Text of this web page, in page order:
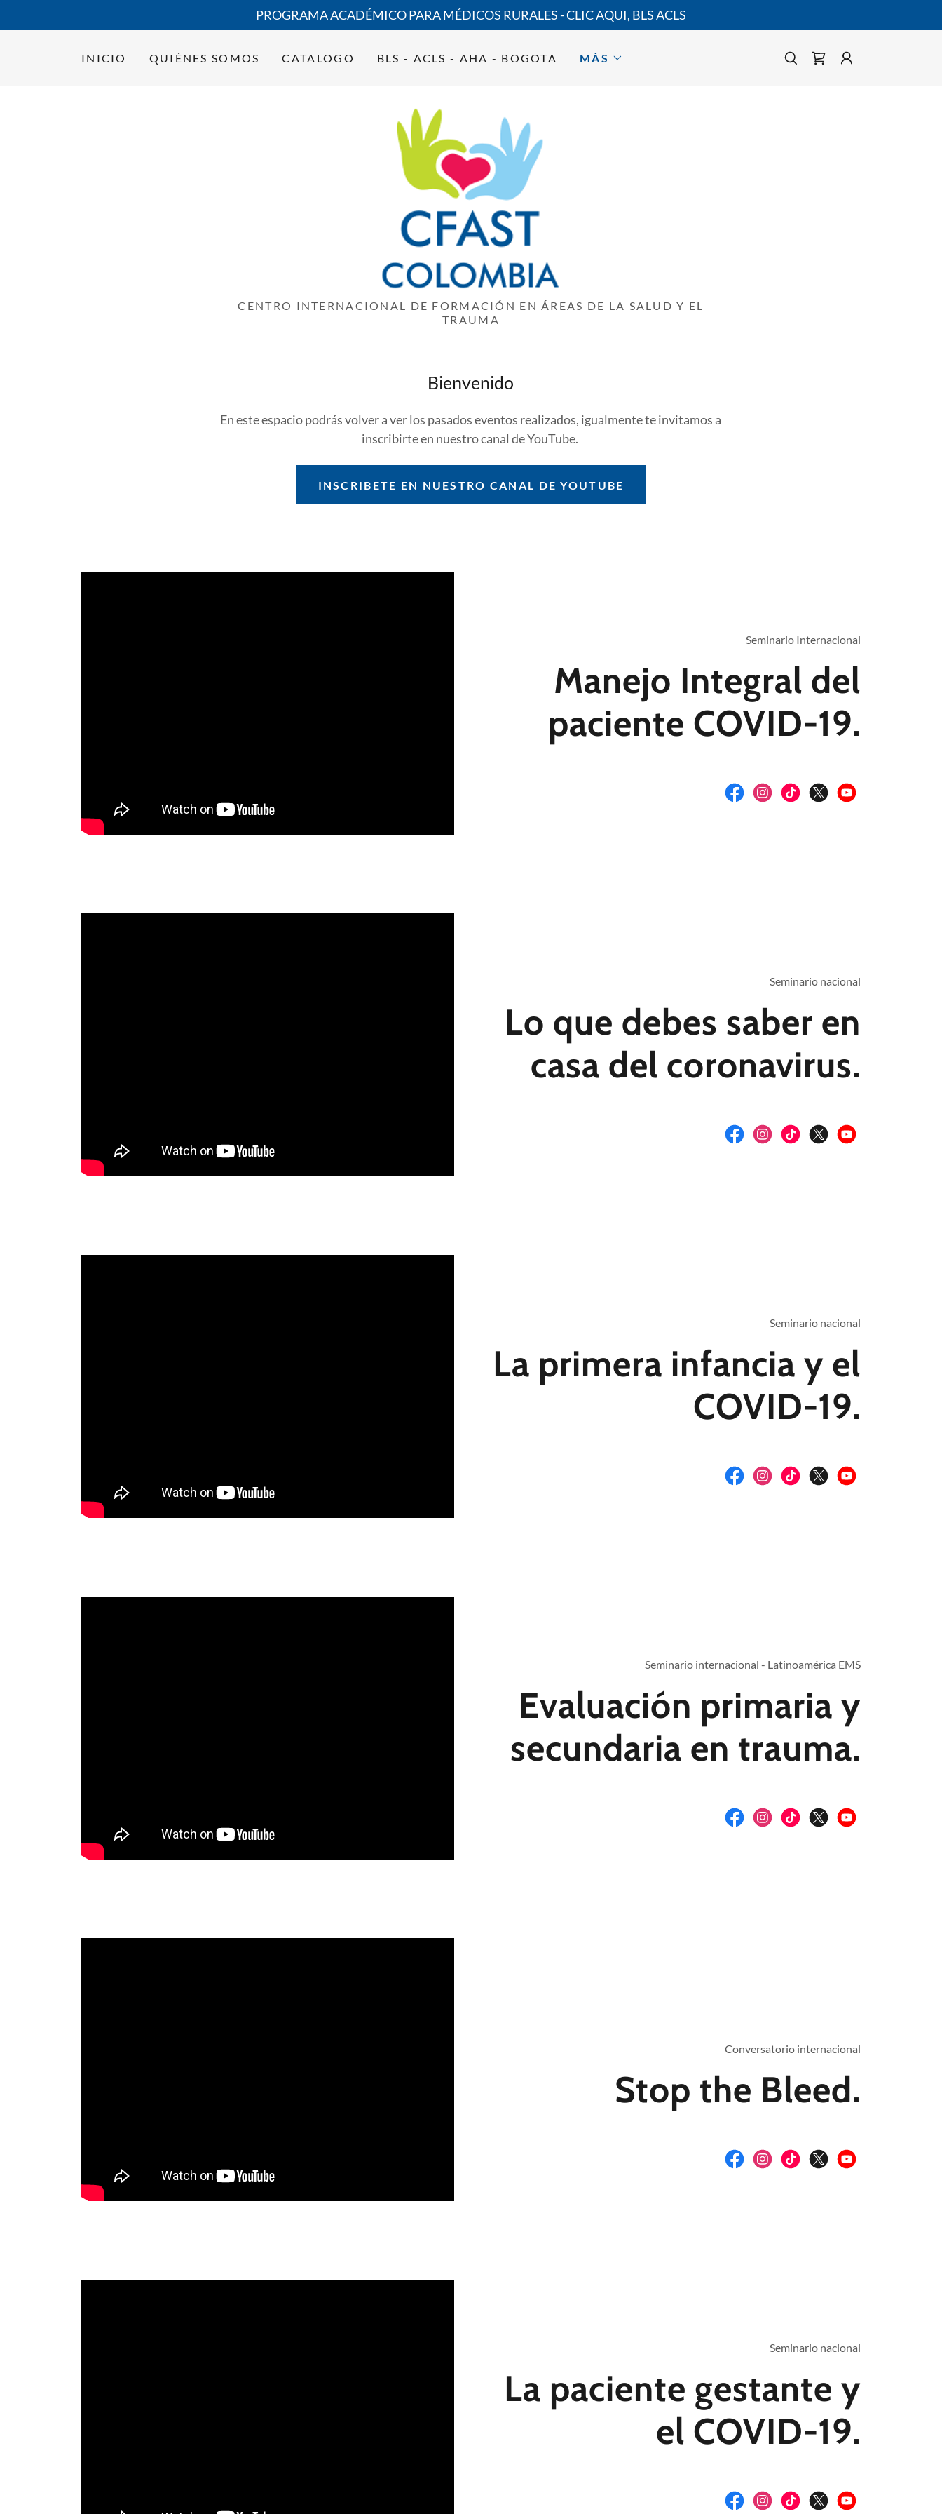
PROGRAMA ACADÉMICO PARA MÉDICOS RURALES - CLIC AQUI, BLS ACLS
INICIO QUIÉNES SOMOS CATALOGO BLS - ACLS - AHA - BOGOTA MÁS
CENTRO INTERNACIONAL DE FORMACIÓN EN ÁREAS DE LA SALUD Y EL
TRAUMA
Bienvenido
En este espacio podrás volver a ver los pasados eventos realizados, igualmente te invitamos a
inscribirte en nuestro canal de YouTube.
INSCRIBETE EN NUESTRO CANAL DE YOUTUBE
Seminario Internacional
Manejo Integral del
paciente COVID-19.
Seminario nacional
Lo que debes saber en
casa del coronavirus.
Seminario nacional
La primera infancia y el
COVID-19.
Seminario internacional - Latinoamérica EMS
Evaluación primaria y
secundaria en trauma.
Conversatorio internacional
Stop the Bleed.
Seminario nacional
La paciente gestante y
el COVID-19.